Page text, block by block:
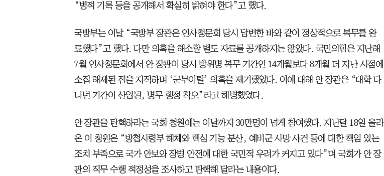
“병적 기록 등을 공개해서 확실히 밝혀야 한다”고 했다.
국방부는 이날 “국방부 장관은 인사청문회 당시 답변한 바와 같이 정상적으로 복무를 완
료했다”고 했다. 다만 의혹을 해소할 별도 자료를 공개하지는 않았다. 국민의힘은 지난해
7월 인사청문회에서 안 장관이 당시 방위병 복무 기간인 14개월보다 8개월 더 지난 시점에
소집 해제된 점을 지적하며 ‘군무이탈’ 의혹을 제기했었다. 이에 대해 안 장관은 “대학 다
니던 기간이 산입된, 병무 행정 착오”라고 해명했었다.
안 장관을 탄핵하라는 국회 청원에는 이날까지 30만명이 넘게 참여했다. 지난달 18일 올라
온 이 청원은 “방첩사령부 해체와 핵심 기능 분산, 예비군 사망 사건 등에 대한 책임 있는
조치 부족으로 국가 안보와 장병 안전에 대한 국민적 우려가 커지고 있다”며 국회가 안 장
관의 직무 수행 적정성을 조사하고 탄핵해 달라는 내용이다.